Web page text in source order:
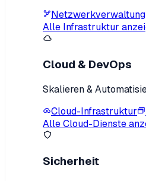
Netzwerkverwaltung
Alle Infrastruktur
Cloud & DevOps
Skalieren &
Cloud-Infrastruktur
Alle Cloud-Dienste
Sicherheit